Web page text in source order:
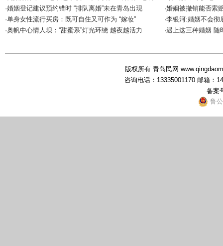
·婚姻登记建议预约错时 “排队离婚”未在青岛出现
·婚姻被撤销能否索
·单身女性流行买房：既可自住又可作为 “嫁妆”
·李银河:婚姻不会彻
·奥帆中心情人坝：“甜蜜系”灯光环绕 越夜越活力
·遇上这三种婚姻 随
版权所有 青岛民网
咨询电话：13335001170 邮箱：
备案
鲁